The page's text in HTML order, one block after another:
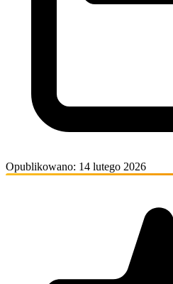
Opublikowano: 14 lutego 2026